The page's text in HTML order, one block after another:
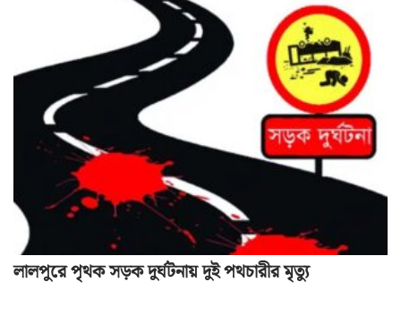
লালপুরে পৃথক সড়ক দুর্ঘটনায় দুই পথচারীর মৃত্যু